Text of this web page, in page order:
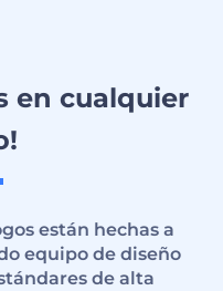
en cualquier
están hechas a
equipo de diseño
de alta